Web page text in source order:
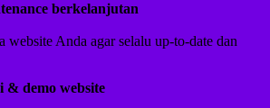
berkelanjutan
website Anda agar selalu up-to-date dan
& demo website